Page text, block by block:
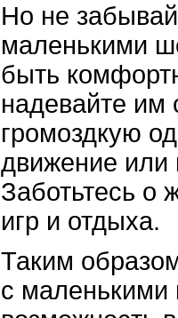
Но не
маленькими
быть
надевайте
громоздкую
движение или
Заботьтесь о
игр и отдыха.
Таким
с маленькими